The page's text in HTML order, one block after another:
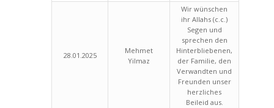
28.01.2025
Mehmet
Yilmaz
Wir wünschen
ihr Allahs (c.c.)
Segen und
sprechen den
Hinterbliebenen,
der Familie, den
Verwandten und
Freunden unser
herzliches
Beileid aus.